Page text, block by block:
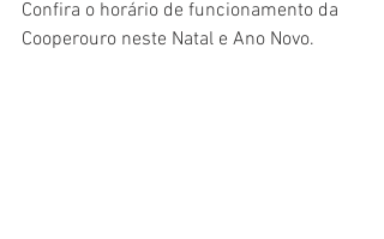
Confira o horário de funcionamento da
Cooperouro neste Natal e Ano Novo.